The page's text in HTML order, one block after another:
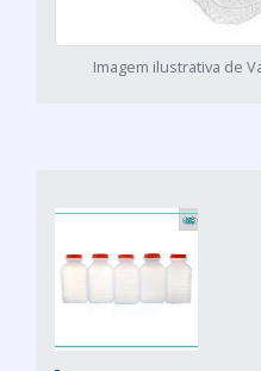
Imagem ilustrativa de